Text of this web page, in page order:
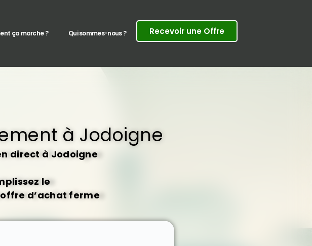
ça marche ? Qui sommes-nous ? Recevoir une Offre
à Jodoigne
direct à Jodoigne
le
d’achat ferme